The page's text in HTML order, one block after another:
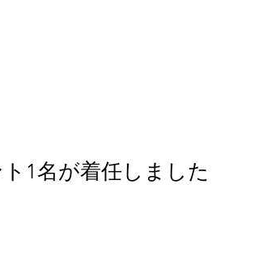
1名が着任しました